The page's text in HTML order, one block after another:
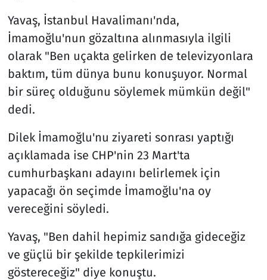
Yavaş, İstanbul Havalimanı'nda,
İmamoğlu'nun gözaltına alınmasıyla ilgili
olarak "Ben uçakta gelirken de televizyonlara
baktım, tüm dünya bunu konuşuyor. Normal
bir süreç olduğunu söylemek mümkün değil"
dedi.
Dilek İmamoğlu'nu ziyareti sonrası yaptığı
açıklamada ise CHP'nin 23 Mart'ta
cumhurbaşkanı adayını belirlemek için
yapacağı ön seçimde İmamoğlu'na oy
vereceğini söyledi.
Yavaş, "Ben dahil hepimiz sandığa gideceğiz
ve güçlü bir şekilde tepkilerimizi
göstereceğiz" diye konuştu.